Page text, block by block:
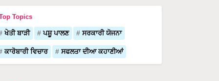
Topics
ਖੇਤੀ ਬਾੜੀ ਪਸ਼ੂ ਪਾਲਣ ਸਰਕਾਰੀ ਯੋਜਨਾ
ਕਾਰੋਬਾਰੀ ਵਿਚਾਰ ਸਫਲਤਾ ਦੀਆ ਕਹਾਣੀਆਂ